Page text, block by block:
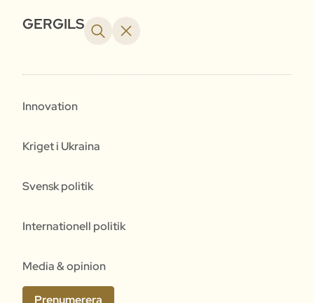
GERGILS
Innovation
Kriget i Ukraina
Svensk politik
Internationell politik
Media & opinion
Prenumerera